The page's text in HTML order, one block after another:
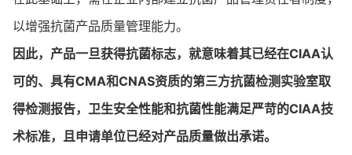
以增强抗菌产品质量管理能力。
因此，产品一旦获得抗菌标志，就意味着其已经在CIAA认
可的、具有CMA和CNAS资质的第三方抗菌检测实验室取
得检测报告，卫生安全性能和抗菌性能满足严苛的CIAA技
术标准，且申请单位已经对产品质量做出承诺。